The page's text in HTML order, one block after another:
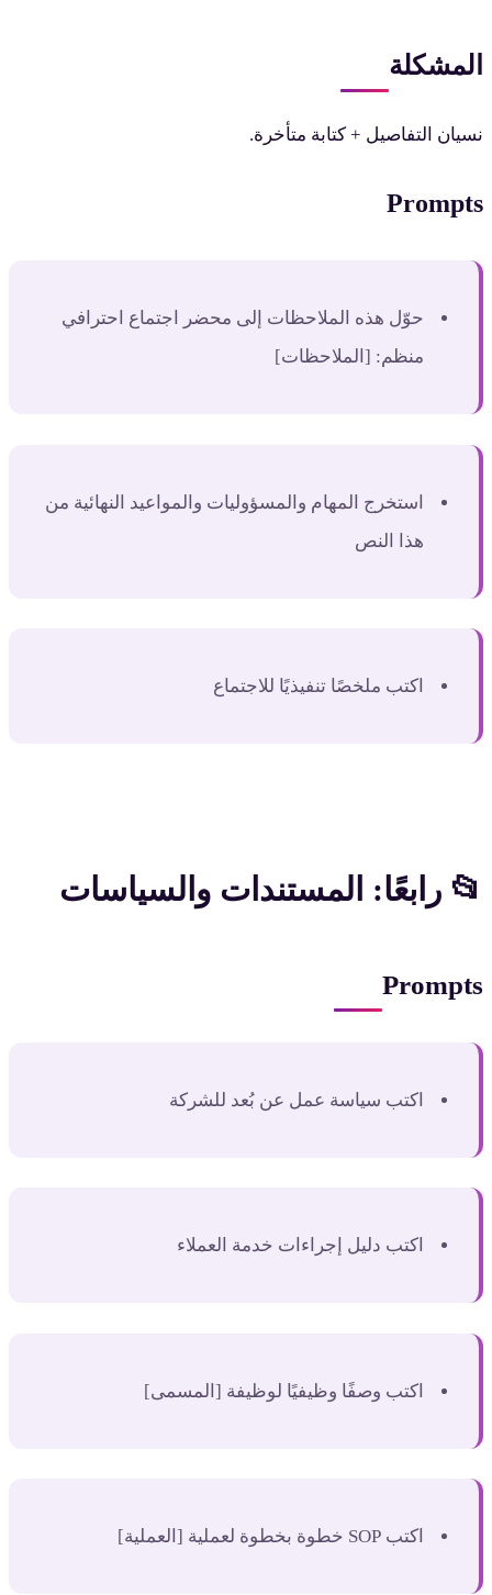
المشكلة
نسيان التفاصيل + كتابة متأخرة.
Prompts
حوّل هذه الملاحظات إلى محضر اجتماع احترافي
منظم: [الملاحظات]
استخرج المهام والمسؤوليات والمواعيد النهائية من
هذا النص
اكتب ملخصًا تنفيذيًا للاجتماع
📂 رابعًا: المستندات والسياسات
Prompts
اكتب سياسة عمل عن بُعد للشركة
اكتب دليل إجراءات خدمة العملاء
اكتب وصفًا وظيفيًا لوظيفة [المسمى]
اكتب SOP خطوة بخطوة لعملية [العملية]